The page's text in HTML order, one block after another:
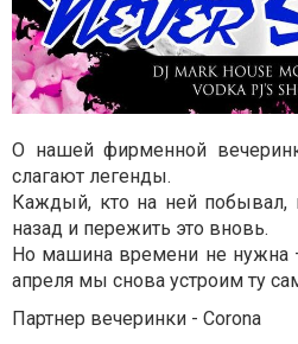
О нашей фирменной
слагают легенды.
Каждый, кто на ней побывал,
назад и пережить это вновь.
Но машина времени не нужна
апреля мы снова устроим ту
Партнер вечеринки - Corona